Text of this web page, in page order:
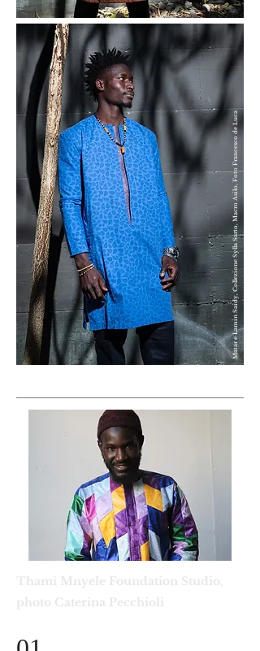
Matar e Lamin Saidy, Collezione Sylla Sarto, Macro Asilo, Foto Francesco d
e Luca
Thami Mnyele Foundation Studio,
photo Caterina Pecchioli